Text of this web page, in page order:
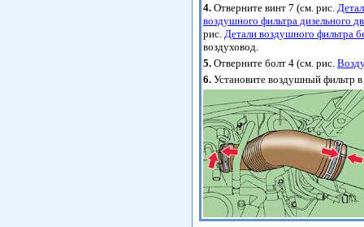
4. Отверните винт 7 (см. рис.
воздушного фильтра дизельного
рис. Детали воздушного фильтра
воздуховод.
5. Отверните болт 4 (см. рис.
6. Установите воздушный фильтр